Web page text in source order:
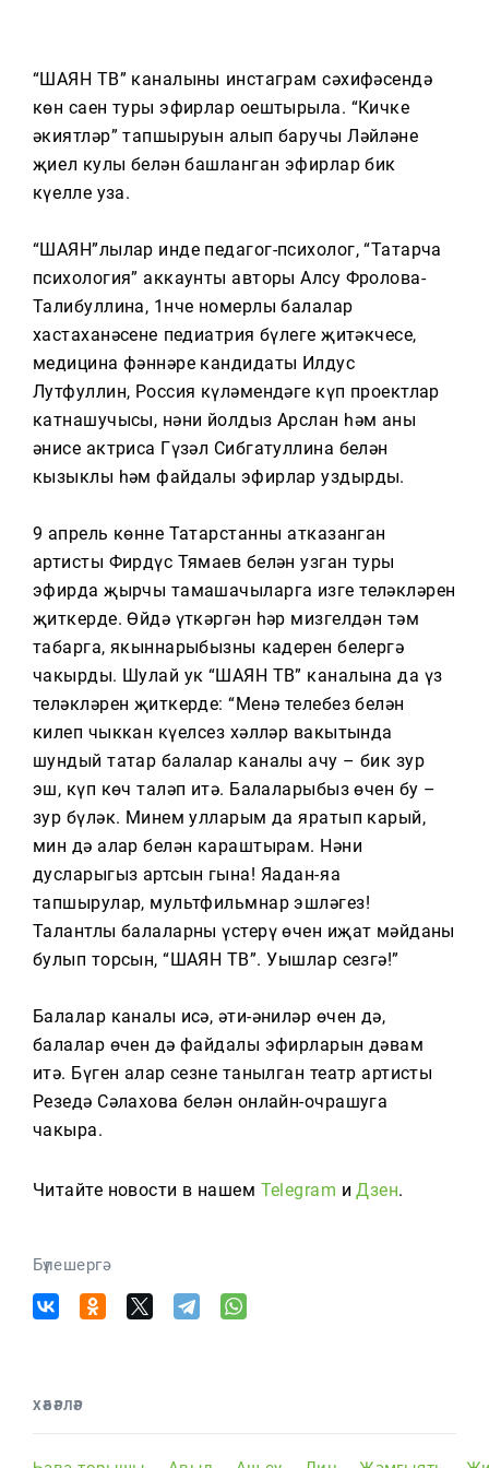
“ШАЯН ТВ” каналының инстаграм сәхифәсендә
көн саен туры эфирлар оештырыла. “Кичке
әкиятләр” тапшыруын алып баручы Ләйләнең
җиңел кулы белән башланган эфирлар бик
күңелле уза.
“ШАЯН”лылар инде педагог-психолог, “Татарча
психология” аккаунты авторы Алсу Фролова-
Талибуллина, 1нче номерлы балалар
хастаханәсенең педиатрия бүлеге җитәкчесе,
медицина фәннәре кандидаты Илдус
Лутфуллин, Россия күләмендәге күп проектлар
катнашучысы, нәни йолдыз Арслан һәм аның
әнисе актриса Гүзәл Сибгатуллина белән
кызыклы һәм файдалы эфирлар уздырды.
9 апрель көнне Татарстанның атказанган
артисты Фирдүс Тямаев белән узган туры
эфирда җырчы тамашачыларга изге теләкләрен
җиткерде. Өйдә үткәргән һәр мизгелдән тәм
табарга, якыннарыбызның кадерен белергә
чакырды. Шулай ук “ШАЯН ТВ” каналына да үз
теләкләрен җиткерде: “Менә телебез белән
килеп чыккан күңелсез хәлләр вакытында
шундый татар балалар каналы ачу – бик зур
эш, күп көч таләп итә. Балаларыбыз өчен бу –
зур бүләк. Минем улларым да яратып карый,
мин дә алар белән караштырам. Нәни
дусларыгыз артсын гына! Яңадан-яңа
тапшырулар, мультфильмнар эшләгез!
Талантлы балаларны үстерү өчен иҗат мәйданы
булып торсын, “ШАЯН ТВ”. Уңышлар сезгә!”
Балалар каналы исә, әти-әниләр өчен дә,
балалар өчен дә файдалы эфирларын дәвам
итә. Бүген алар сезне танылган театр артисты
Резедә Сәлахова белән онлайн-очрашуга
чакыра.
Читайте новости в нашем Telegram иДзен.
Бүлешергә
ХӘБӘРЛӘР